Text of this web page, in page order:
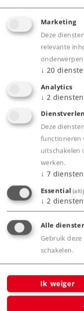
Snelle selectie
update 3.6.x
Modeltijd kan
Eigen
gemaakt.
Geluiden
Station.
Uitgebreide
voor de
update 4.x
mfx-
Product
Marketing
Deze
relevante
↓ 20
Analytics
↓ 2 diensten
Deze
functioneren
uitschakelen
werken.
↓ 7 diensten
Essential
↓ 2 diensten
Alle
Gebruik
schakelen.
Ik weiger